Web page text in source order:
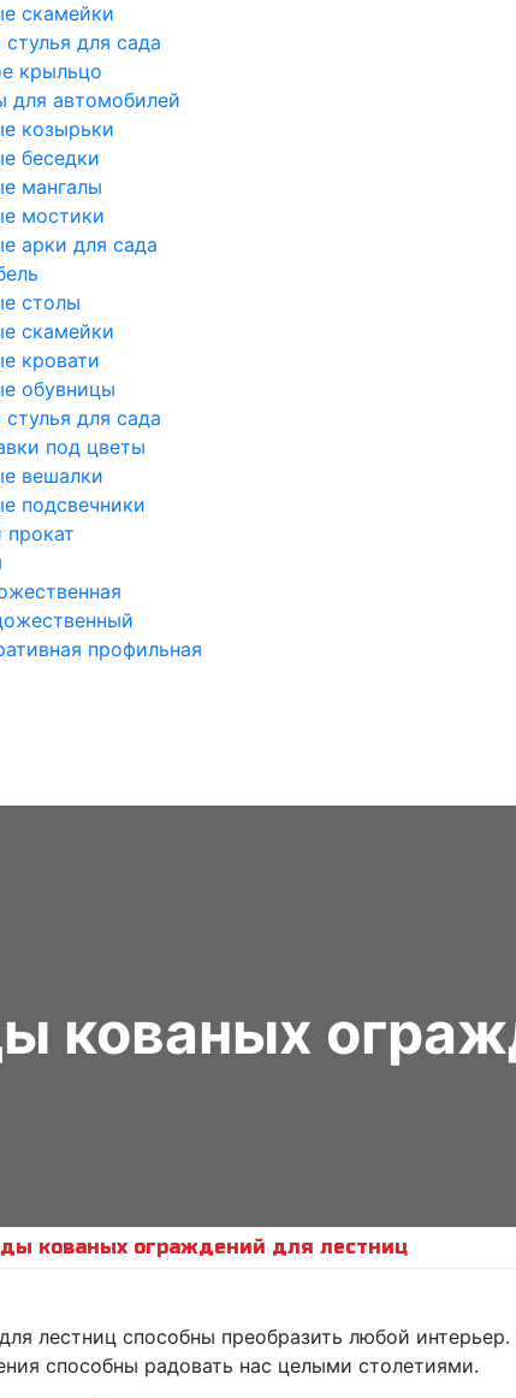
скамейки
для сада
крыльцо
для автомобилей
козырьки
беседки
мангалы
мостики
арки для сада
столы
скамейки
кровати
обувницы
для сада
под цветы
вешалки
подсвечники
профильная
кованых
кованых ограждений для лестниц
лестниц способны преобразить любой
способны радовать нас целыми столетиями.